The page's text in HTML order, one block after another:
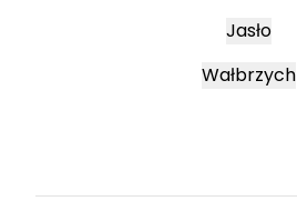
Jasło
Wałbrzych